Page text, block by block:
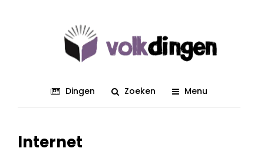
Dingen Zoeken Menu
Internet